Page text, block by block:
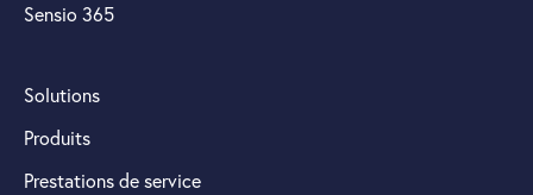
Sensio 365
Solutions
Produits
Prestations de service